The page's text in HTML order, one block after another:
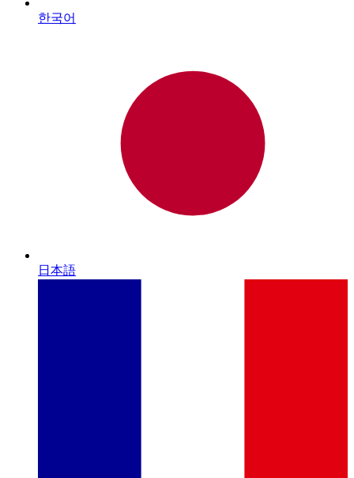
한국어
日本語